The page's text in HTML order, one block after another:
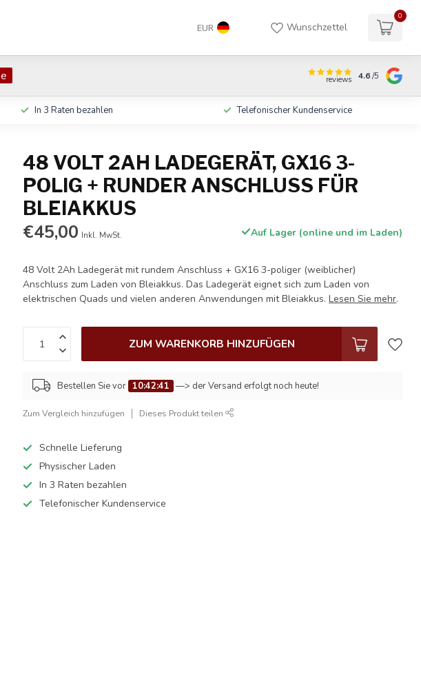
EUR Wunschzettel
0
reviews 4.6/5
In 3 Raten bezahlen Telefonischer Kundenservice
48 VOLT 2AH LADEGERÄT, GX16 3-
POLIG + RUNDER ANSCHLUSS FÜR
BLEIAKKUS
€45,00 Inkl. MwSt. Auf Lager (online und im Laden)
48 Volt 2Ah Ladegerät mit rundem Anschluss + GX16 3-poliger (weiblicher)
Anschluss zum Laden von Bleiakkus. Das Ladegerät eignet sich zum Laden von
elektrischen Quads und vielen anderen Anwendungen mit Bleiakkus.Lesen Sie mehr.
ZUM WARENKORB HINZUFÜGEN
Bestellen Sie vor 10:42:40 —> der Versand erfolgt noch heute!
Zum Vergleich hinzufügen Dieses Produkt teilen
Schnelle Lieferung
Physischer Laden
In 3 Raten bezahlen
Telefonischer Kundenservice